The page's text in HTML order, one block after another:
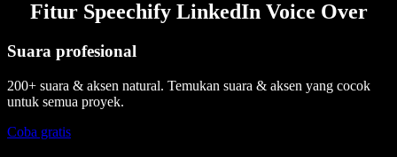
Fitur Speechify LinkedIn Voice Over
Suara profesional
200+ suara & aksen natural. Temukan suara & aksen yang cocok
untuk semua proyek.
Coba gratis